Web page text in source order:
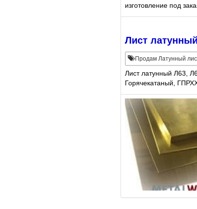
изготовление под
Лист
Продам Латунный
Лист латунный Л63,
Горячекатаный,